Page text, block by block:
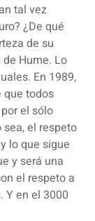
tal vez
¿De qué
de su
de Hume. Lo
En 1989,
que todos
el sólo
el respeto
lo que sigue
y será una
el respeto a
Y en el 3000